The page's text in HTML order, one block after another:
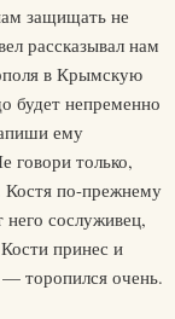
защищать не
рассказывал нам
в Крымскую
будет непременно
ему
говори только,
Костя по-прежнему
сослуживец,
принес и
торопился очень.